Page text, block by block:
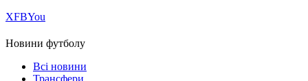
ХFBYou
Новини футболу
Всі новини